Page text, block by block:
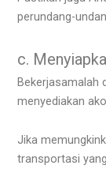
perundang-
c.
Bekerjasamalah
menyediakan
Jika
transportasi